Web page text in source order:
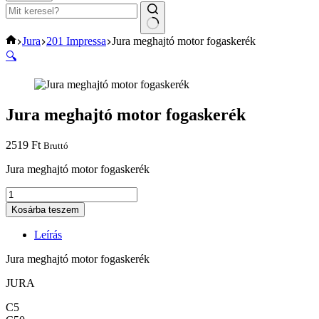
No
results
Home
Jura 201 Impressa Jura meghajtó motor fogaskerék
🔍
Jura meghajtó motor fogaskerék
2519 Ft Bruttó
Jura meghajtó motor fogaskerék
Jura
meghajtó
motor
fogaskerék
mennyiség
Kosárba teszem
Leírás
Jura meghajtó motor fogaskerék
JURA
C5